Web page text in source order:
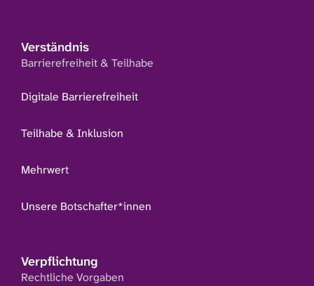
Verständnis
Barrierefreiheit & Teilhabe
Digitale Barrierefreiheit
Teilhabe & Inklusion
Mehrwert
Unsere Botschafter*innen
Verpflichtung
Rechtliche Vorgaben